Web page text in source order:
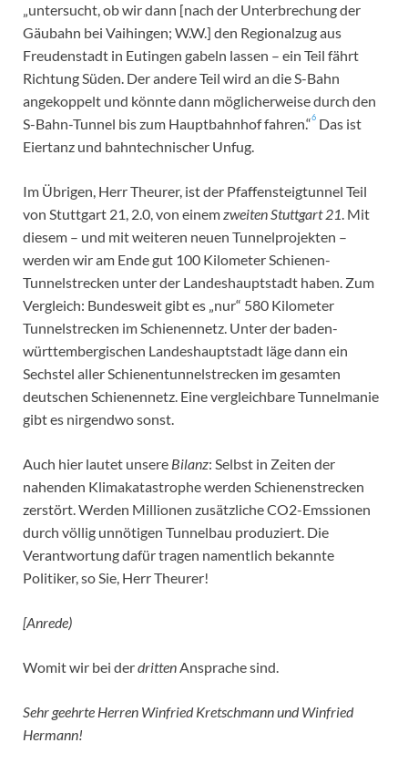
„untersucht, ob wir dann [nach der Unterbrechung der
Gäubahn bei Vaihingen; W.W.] den Regionalzug aus
Freudenstadt in Eutingen gabeln lassen – ein Teil fährt
Richtung Süden. Der andere Teil wird an die S-Bahn
angekoppelt und könnte dann möglicherweise durch den
S-Bahn-Tunnel bis zum Hauptbahnhof fahren.“6 Das ist
Eiertanz und bahntechnischer Unfug.
Im Übrigen, Herr Theurer, ist der Pfaffensteigtunnel Teil
von Stuttgart 21, 2.0, von einemzweiten Stuttgart 21. Mit
diesem – und mit weiteren neuen Tunnelprojekten –
werden wir am Ende gut 100 Kilometer Schienen-
Tunnelstrecken unter der Landeshauptstadt haben. Zum
Vergleich: Bundesweit gibt es „nur“ 580 Kilometer
Tunnelstrecken im Schienennetz. Unter der baden-
württembergischen Landeshauptstadt läge dann ein
Sechstel aller Schienentunnelstrecken im gesamten
deutschen Schienennetz. Eine vergleichbare Tunnelmanie
gibt es nirgendwo sonst.
Auch hier lautet unsere Bilanz: Selbst in Zeiten der
nahenden Klimakatastrophe werden Schienenstrecken
zerstört. Werden Millionen zusätzliche CO2-Emssionen
durch völlig unnötigen Tunnelbau produziert. Die
Verantwortung dafür tragen namentlich bekannte
Politiker, so Sie, Herr Theurer!
[Anrede)
Womit wir bei derdrittenAnsprache sind.
Sehr geehrte Herren Winfried Kretschmann und Winfried
Hermann!